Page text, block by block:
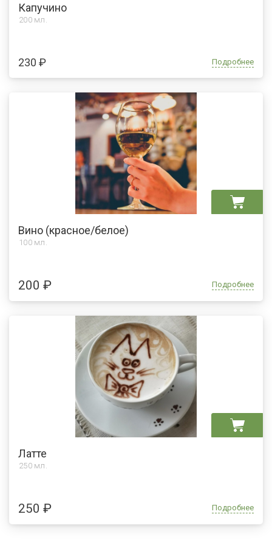
Капучино
200 мл.
230 ₽ Подробнее
Вино (красное/белое)
100 мл.
200 ₽ Подробнее
Латте
250 мл.
250 ₽ Подробнее